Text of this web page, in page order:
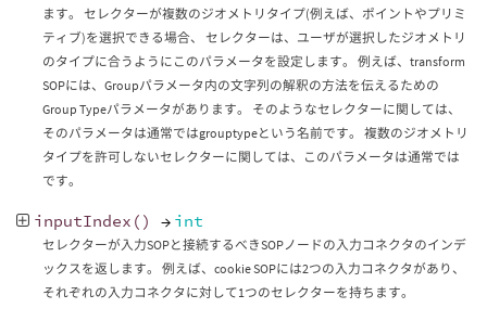
ます。 セレクターが複数のジオメトリタイプ(例えば、ポイントやプリミ
ティブ)を選択できる場合、 セレクターは、ユーザが選択したジオメトリ
のタイプに合うようにこのパラメータを設定します。 例えば、transform
SOPには、Groupパラメータ内の文字列の解釈の方法を伝えるための
Group Typeパラメータがあります。 そのようなセレクターに関しては、
そのパラメータは通常ではgrouptypeという名前です。 複数のジオメトリ
タイプを許可しないセレクターに関しては、このパラメータは通常では
です。
inputIndex () → int
セレクターが入力SOPと接続するべきSOPノードの入力コネクタのインデ
ックスを返します。 例えば、cookie SOPには2つの入力コネクタがあり、
それぞれの入力コネクタに対して1つのセレクターを持ちます。